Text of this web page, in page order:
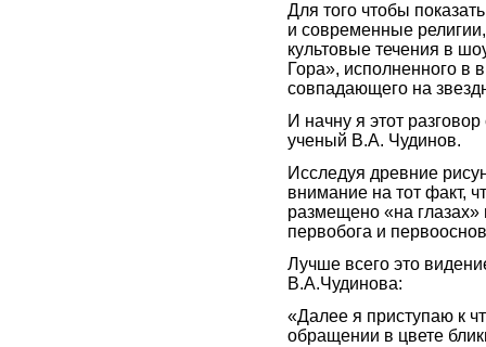
Для того чтобы
и современные
культовые течения в
Гора», исполненного в
совпадающего на
И начну я этот
ученый В.А. Чудинов.
Исследуя древние
внимание на тот факт,
размещено «на глазах»
первобога и
Лучше всего это
В.А.Чудинова:
«Далее я приступаю к
обращении в цвете